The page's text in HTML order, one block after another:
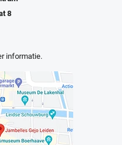
8
informatie.